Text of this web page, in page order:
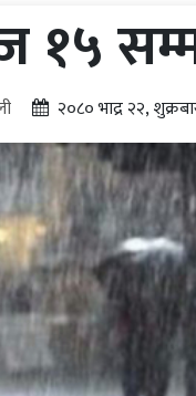
सम्म
२०८० भाद्र २२,